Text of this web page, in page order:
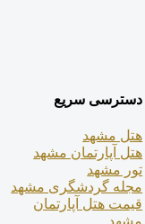
دسترسی سریع
هتل مشهد
هتل آپارتمان مشهد
تور مشهد
مجله گردشگری مشهد
قیمت هتل آپارتمان
مشهد